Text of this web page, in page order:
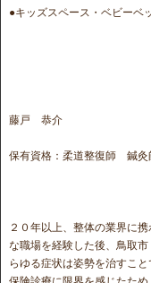
●キッズスペース・ベビーベ
藤戸 恭介
保有資格：柔道整復師 鍼
２０年以上、整体の業界に
な職場を経験した後、鳥取
らゆる症状は姿勢を治すこ